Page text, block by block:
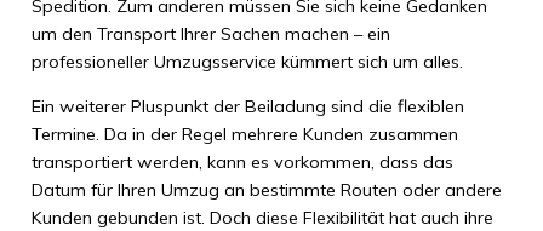
Spedition. Zum anderen müssen Sie sich keine Gedanken
um den Transport Ihrer Sachen machen – ein
professioneller Umzugsservice kümmert sich um alles.
Ein weiterer Pluspunkt der Beiladung sind die flexiblen
Termine. Da in der Regel mehrere Kunden zusammen
transportiert werden, kann es vorkommen, dass das
Datum für Ihren Umzug an bestimmte Routen oder andere
Kunden gebunden ist. Doch diese Flexibilität hat auch ihre